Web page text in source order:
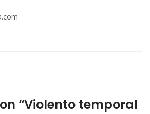
“Violento temporal